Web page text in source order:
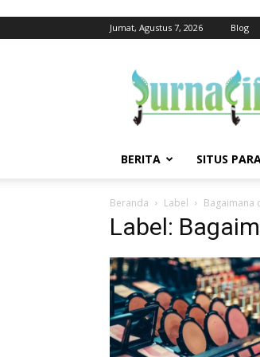
Jumat, Agustus 7, 2026 Blog
BERITA SITUS
Beranda Label Bagaimana
Label: